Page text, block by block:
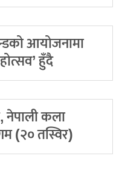
आयोजनामा
हुँदै
नेपाली कला
(२० तस्विर)